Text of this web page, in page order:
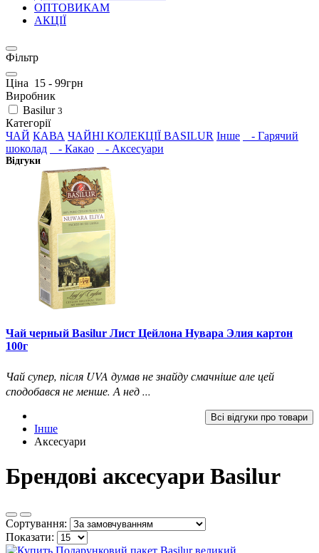
ОПТОВИКАМ
АКЦІЇ
Фільтр
Ціна 15 - 99грн
Виробник
Basilur 3
Категорії
ЧАЙ КАВА ЧАЙНІ КОЛЕКЦІЇ BASILUR Інше
- Гарячий
шоколад
- Какао - Аксесуари
Відгуки
Чай черный Basilur Лист Цейлона Нувара Элия картон
100г
Чай супер, після UVA думав не знайду смачніше але цей
сподобався не менше. А нед ...
Всі відгуки про товари
Інше
Аксесуари
Брендові аксесуари Basilur
Сортування:
Показати: